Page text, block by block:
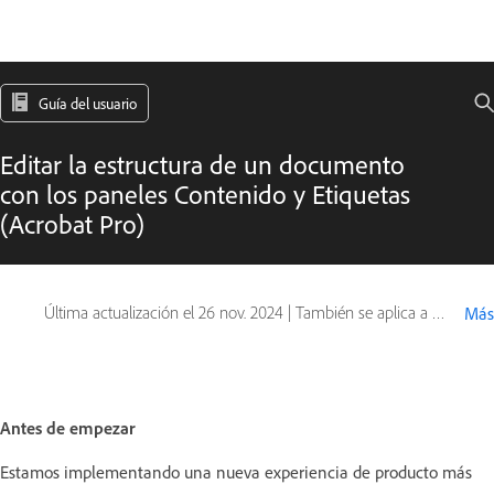
Guía del usuario
Editar la estructura de un documento
con los paneles Contenido y Etiquetas
(Acrobat Pro)
Última actualización el 26 nov. 2024 | También se aplica a Adobe Acrobat 2017, Adobe Acrobat 2020 Más
Antes de empezar
Estamos implementando una nueva experiencia de producto más